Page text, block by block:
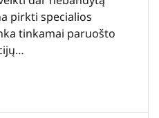
pirkti specialios
tinkamai paruošto